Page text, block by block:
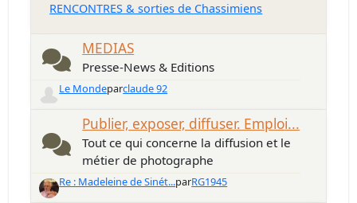
RENCONTRES & sorties de Chassimiens
MEDIAS
Presse-News & Editions
Le Mondeparclaude 92
Publier, exposer, diffuser. Emploi...
Tout ce qui concerne la diffusion et le
métier de photographe
Re : Madeleine de Sinét...parRG1945